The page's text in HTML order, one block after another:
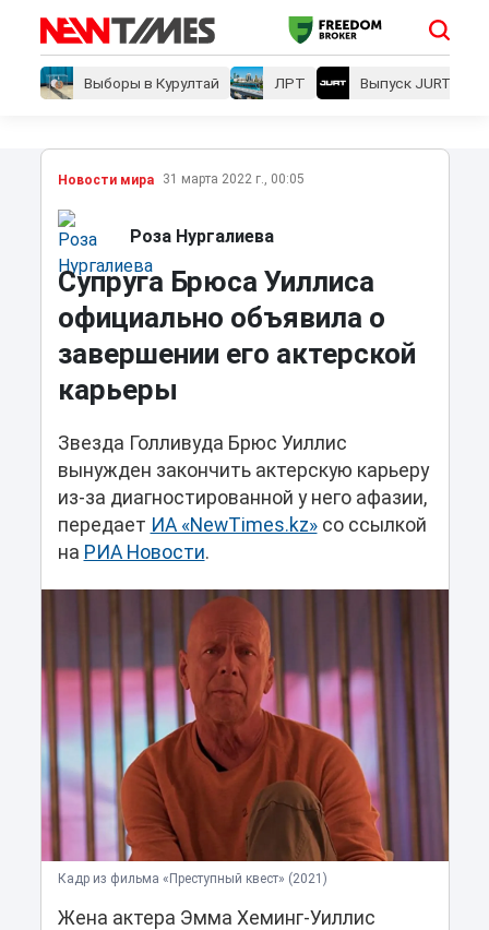
Выборы в Курултай ЛРТ Выпуск JURT
Новости мира 31 марта 2022 г., 00:05
Роза Нургалиева
Супруга Брюса Уиллиса
официально объявила о
завершении его актерской
карьеры
Звезда Голливуда Брюс Уиллис
вынужден закончить актерскую карьеру
из-за диагностированной у него афазии,
передает ИА «NewTimes.kz»со ссылкой
на РИА Новости.
Кадр из фильма «Преступный квест» (2021)
Жена актера Эмма Хеминг-Уиллис